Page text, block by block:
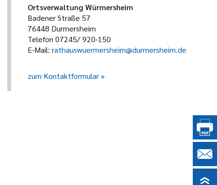
Ortsverwaltung Würmersheim
Badener Straße 57
76448 Durmersheim
Telefon 07245/ 920-150
E-Mail: rathauswuermersheim@durmersheim.de
zum Kontaktformular